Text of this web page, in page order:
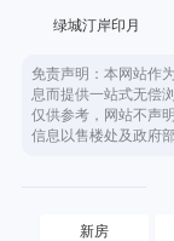
绿城汀岸印月
免责声明：本网站作
息而提供一站式无偿
仅供参考，网站不声
信息以售楼处及政府
新房